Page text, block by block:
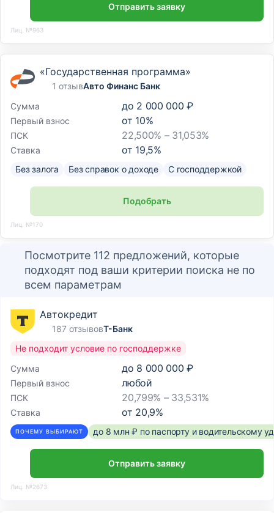
Отправить заявку
Лиц. №963
«Государственная программа»
1 отзывАвто Финанс Банк
Сумма
до 2 000 000 ₽
Первый взнос от 10%
ПСК 22,500% – 31,053%
Ставка от 19,5%
Без залога Без справок о доходе С господдержкой
Подобрать
Лиц. №170
Посмотрите 112 предложений, которые
подходят под ваши критерии поиска не по
всем параметрам
Автокредит
187 отзывовТ-Банк
Сумма до 8 000 000 ₽
Первый взнос любой
ПСК 20,799% – 33,531%
Ставка от 20,9%
Не подходит условие по господдержке
ПОЧЕМУ ВЫБИРАЮТ до 8 млн ₽ по паспорту и водительскому
Отправить заявку
Лиц. №2673